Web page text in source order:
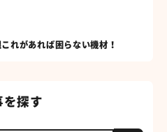
れがあれば困らない機材！
を探す